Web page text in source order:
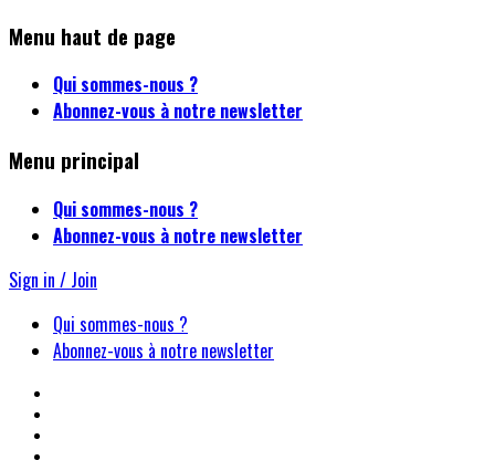
Menu haut de page
Qui sommes-nous ?
Abonnez-vous à notre newsletter
Menu principal
Qui sommes-nous ?
Abonnez-vous à notre newsletter
Sign in / Join
Qui sommes-nous ?
Abonnez-vous à notre newsletter